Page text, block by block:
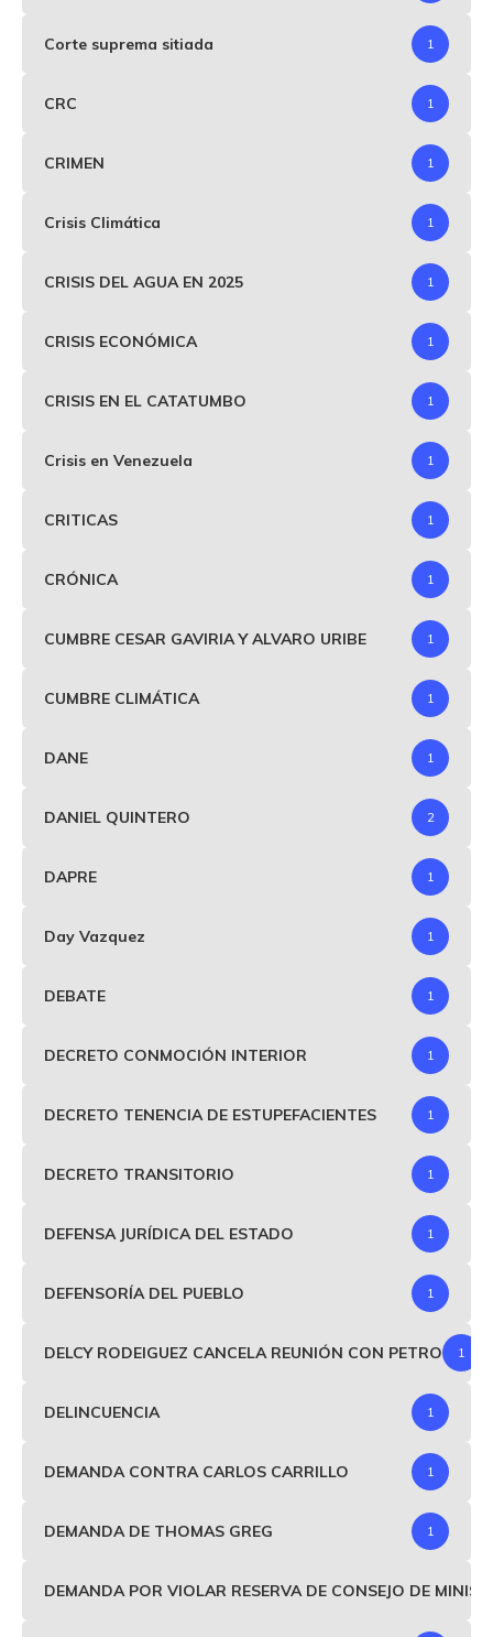
Corte suprema sitiada 1
CRC 1
CRIMEN 1
Crisis Climática 1
CRISIS DEL AGUA EN 2025 1
CRISIS ECONÓMICA 1
CRISIS EN EL CATATUMBO 1
Crisis en Venezuela 1
CRITICAS 1
CRÓNICA 1
CUMBRE CESAR GAVIRIA Y ALVARO URIBE 1
CUMBRE CLIMÁTICA 1
DANE 1
DANIEL QUINTERO 2
DAPRE 1
Day Vazquez 1
DEBATE 1
DECRETO CONMOCIÓN INTERIOR 1
DECRETO TENENCIA DE ESTUPEFACIENTES 1
DECRETO TRANSITORIO 1
DEFENSA JURÍDICA DEL ESTADO 1
DEFENSORÍA DEL PUEBLO 1
DELCY RODEIGUEZ CANCELA REUNIÓN CON PETRO 1
DELINCUENCIA 1
DEMANDA CONTRA CARLOS CARRILLO 1
DEMANDA DE THOMAS GREG 1
DEMANDA POR VIOLAR RESERVA DE CONSEJO DE